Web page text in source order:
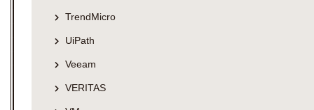
TrendMicro
UiPath
Veeam
VERITAS